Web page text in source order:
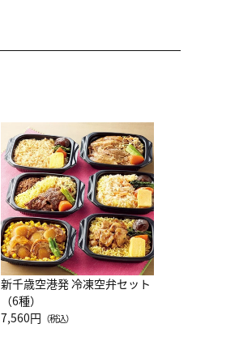
新千歳空港発 冷凍空弁セット
（6種）
7,560円 （税込）